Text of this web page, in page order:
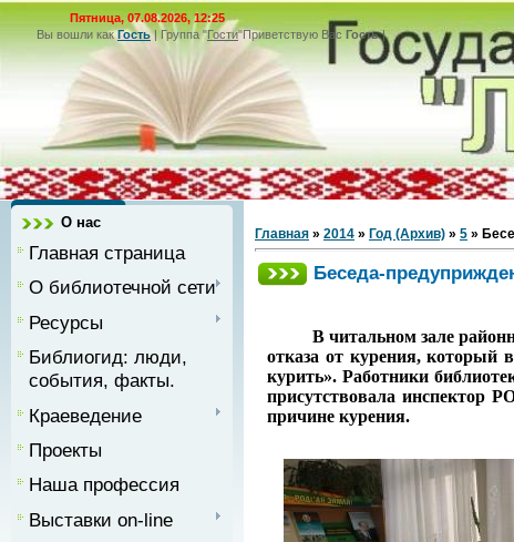
Пятница, 07.08.2026, 12:25
Вы вошли как Гость|Группа"Гости"Приветствую Вас Гость|
О нас
Главная страница
О библиотечной сети
Ресурсы
Библиогид: люди,
события, факты.
Краеведение
Проекты
Наша профессия
Выставки on-line
Главная » 2014 » Год (Архив) » 5 »
Беседа-
В читальном зале
отказа от курения, который
курить». Работники
присутствовала инспектор
причине курения.